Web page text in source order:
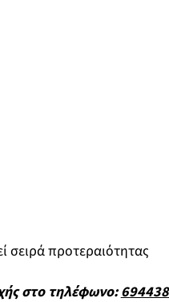
σειρά προτεραιότητας
στο τηλέφωνο: